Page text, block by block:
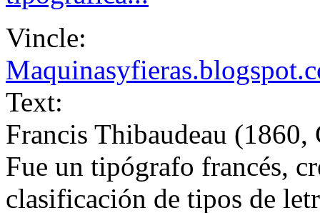
Vincle:
Text:
Francis Thibaudeau
Fue un tipógrafo francés,
clasificación de tipos de